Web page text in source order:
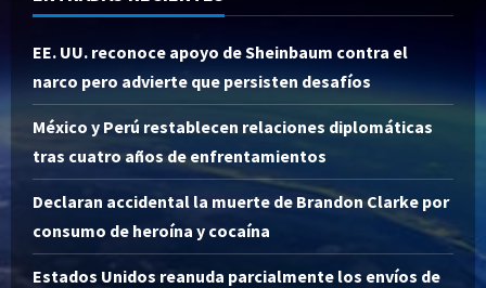
EE. UU. reconoce apoyo de Sheinbaum contra el
narco pero advierte que persisten desafíos
México y Perú restablecen relaciones diplomáticas
tras cuatro años de enfrentamientos
Declaran accidental la muerte de Brandon Clarke por
consumo de heroína y cocaína
Estados Unidos reanuda parcialmente los envíos de